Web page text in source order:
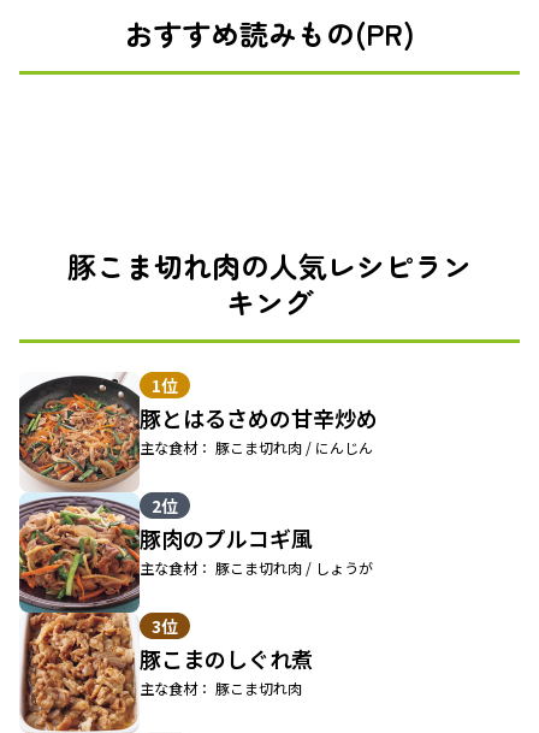
おすすめ読みもの(PR)
豚こま切れ肉の人気レシピラン
キング
1位
豚とはるさめの甘辛炒め
主な食材： 豚こま切れ肉 / にんじん
2位
豚肉のプルコギ風
主な食材： 豚こま切れ肉 / しょうが
3位
豚こまのしぐれ煮
主な食材： 豚こま切れ肉